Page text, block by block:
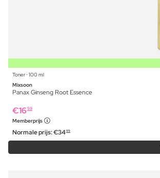
Toner ⋅ 100 ml
Mixsoon
Panax Ginseng Root Essence
€16 59
Memberprijs
Normale prijs:€3499